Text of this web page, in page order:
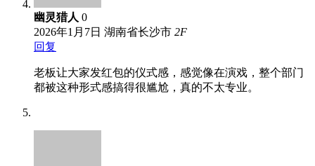
幽灵猎人 0
2026年1月7日 湖南省长沙市 2F
回复
老板让大家发红包的仪式感，感觉像在演戏，整个部门
都被这种形式感搞得很尴尬，真的不太专业。